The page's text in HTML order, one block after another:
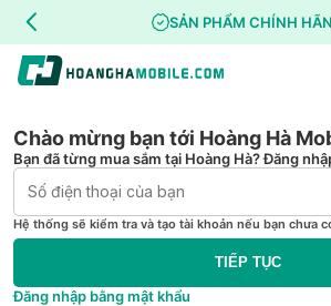
SẢN PHẨM CHÍNH
Chào mừng bạn tới Hoàng Hà
Bạn đã từng mua sắm tại Hoàng Hà? Đăng
Hệ thống sẽ kiểm tra và tạo tài khoản nếu bạn chưa
TIẾP TỤC
Đăng nhập bằng mật khẩu